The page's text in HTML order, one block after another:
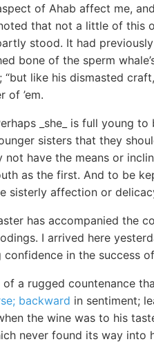
of Ahab affect me,
that not a little of this
stood. It had
bone of the sperm
“but like his dismasted
of ’em.
_she_ is full young to
sisters that they
not have the means or
as the first. And to be
sisterly affection or
has accompanied the
I arrived here
in the success
a rugged countenance
backward in sentiment;
the wine was to his
never found its way